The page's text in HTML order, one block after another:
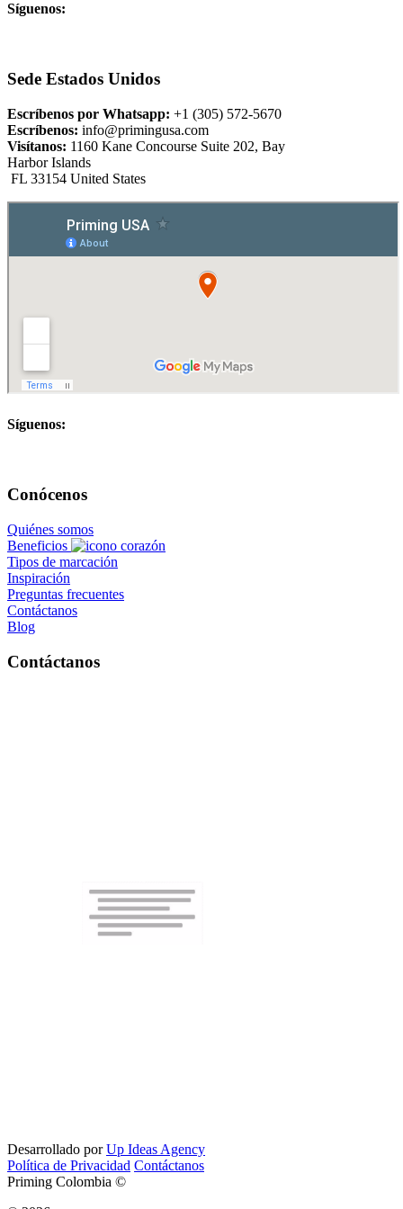
Síguenos:
Sede Estados Unidos
Escríbenos por Whatsapp: +1 (305) 572-5670
Escríbenos: info@primingusa.com
Visítanos: 1160 Kane Concourse Suite 202, Bay
Harbor Islands
FL 33154 United States
Síguenos:
Conócenos
Quiénes somos
Beneficios
Tipos de marcación
Inspiración
Preguntas frecuentes
Contáctanos
Blog
Contáctanos
Desarrollado porUp Ideas Agency
Política de Privacidad Contáctanos
Priming Colombia ©